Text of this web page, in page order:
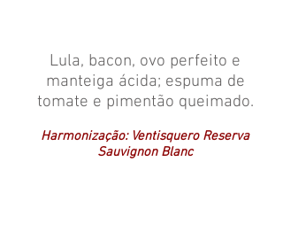
Lula, bacon, ovo perfeito e
manteiga ácida; espuma de
tomate e pimentão queimado.
Harmonização: Ventisquero Reserva
Sauvignon Blanc